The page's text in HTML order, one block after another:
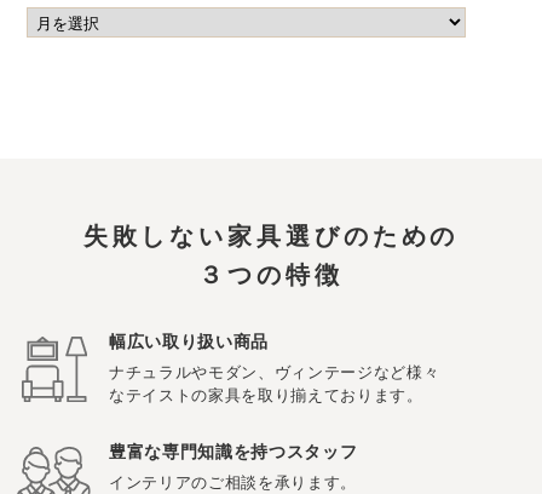
失敗しない家具選びのための
３つの特徴
幅広い取り扱い商品
ナチュラルやモダン、ヴィンテージなど様々
なテイストの家具を取り揃えております。
豊富な専門知識を持つスタッフ
インテリアのご相談を承ります。